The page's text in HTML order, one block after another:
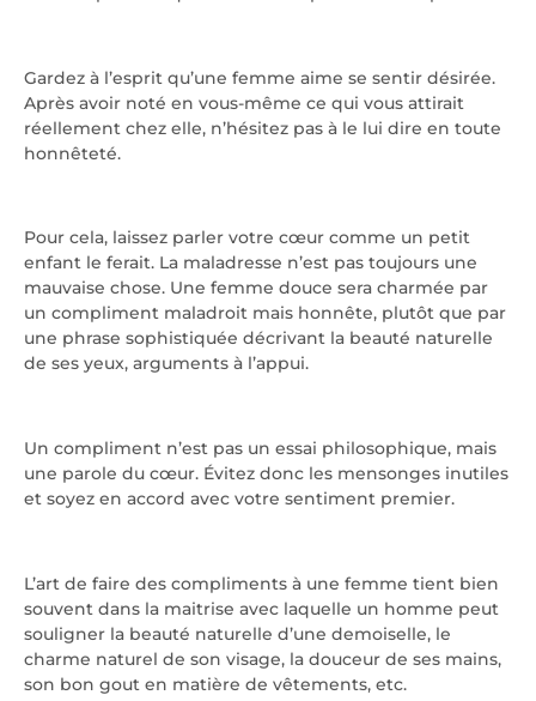
Gardez à l’esprit qu’une femme aime se sentir désirée.
Après avoir noté en vous-même ce qui vous attirait
réellement chez elle, n’hésitez pas à le lui dire en toute
honnêteté.
Pour cela, laissez parler votre cœur comme un petit
enfant le ferait. La maladresse n’est pas toujours une
mauvaise chose. Une femme douce sera charmée par
un compliment maladroit mais honnête, plutôt que par
une phrase sophistiquée décrivant la beauté naturelle
de ses yeux, arguments à l’appui.
Un compliment n’est pas un essai philosophique, mais
une parole du cœur. Évitez donc les mensonges inutiles
et soyez en accord avec votre sentiment premier.
L’art de faire des compliments à une femme tient bien
souvent dans la maitrise avec laquelle un homme peut
souligner la beauté naturelle d’une demoiselle, le
charme naturel de son visage, la douceur de ses mains,
son bon gout en matière de vêtements, etc.